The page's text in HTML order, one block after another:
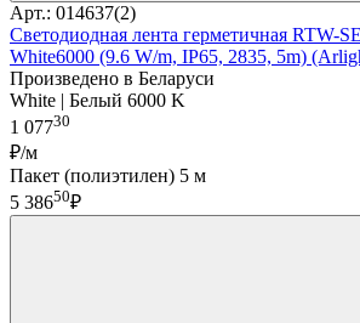
Арт.: 014637(2)
Светодиодная лента герметичная RTW-
White6000 (9.6 W/m, IP65, 2835, 5m)
Произведено в Беларуси
White | Белый 6000 K
1 07730
₽/м
Пакет (полиэтилен) 5 м
5 38650₽